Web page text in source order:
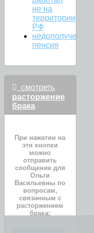
не на
территории
РФ
недополученная
пенсия
смотреть
расторжение
брака
При нажатии на
эти кнопки
можно
отправить
сообщение для
Ольги
Васильевны по
вопросам,
связанным с
расторжением
брака: